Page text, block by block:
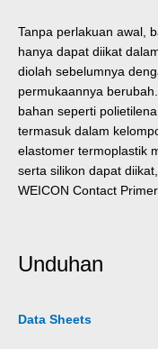
Tanpa perlakuan awal,
hanya dapat diikat
diolah sebelumnya
permukaannya
bahan seperti
termasuk dalam
elastomer termoplastik
serta silikon dapat
WEICON Contact Primer.
Unduhan
Data Sheets